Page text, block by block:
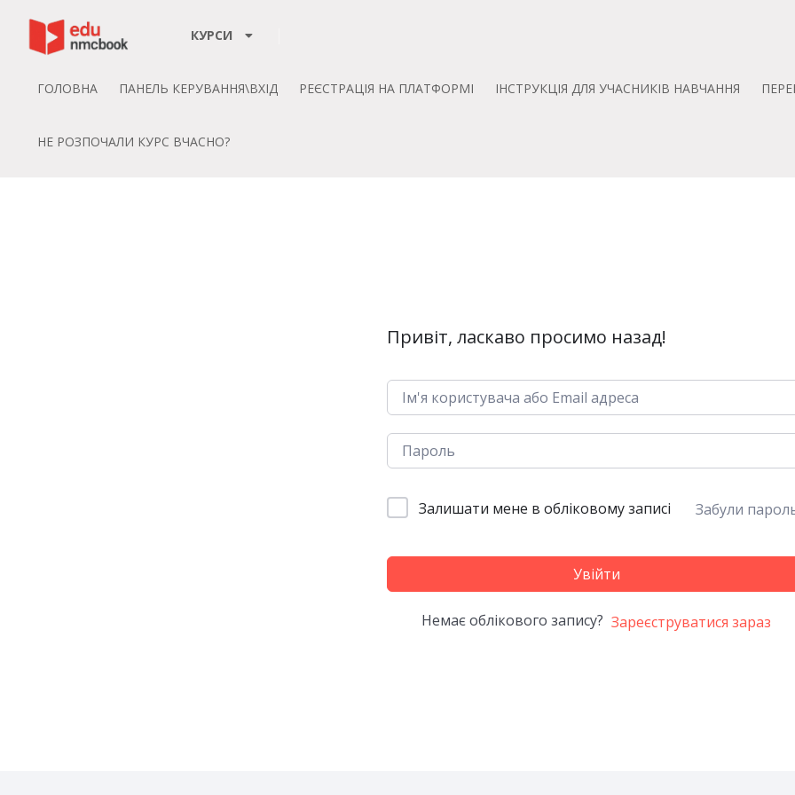
КУРСИ
ГОЛОВНА ПАНЕЛЬ КЕРУВАННЯ\ВХІД РЕЄСТРАЦІЯ НА ПЛАТФОРМІ ІНСТРУКЦІЯ ДЛЯ УЧАСНИКІВ НАВЧАННЯ
НЕ РОЗПОЧАЛИ КУРС ВЧАСНО?
Привіт, ласкаво просимо назад!
Залишати мене в обліковому записі Забули
Увійти
Немає облікового запису? Зареєструватися зараз